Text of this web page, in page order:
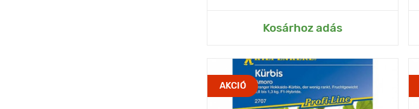
Kosárhoz adás
Hozzáadás az Én kertemhez
AKCIÓ
Jellemzők
elállóság